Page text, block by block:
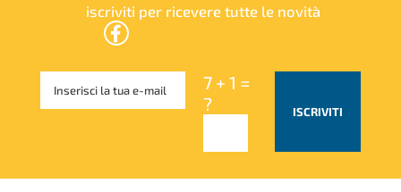
iscriviti per ricevere tutte le novità
7 + 1 =
?
ISCRIVITI